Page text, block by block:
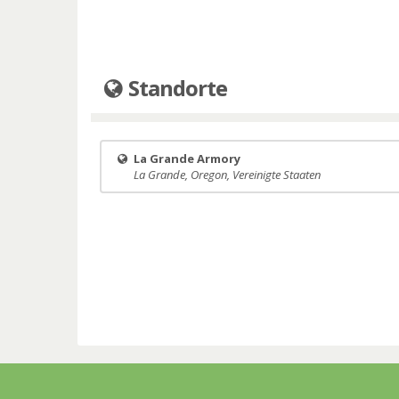
Standorte
La Grande Armory
La Grande, Oregon, Vereinigte Staaten